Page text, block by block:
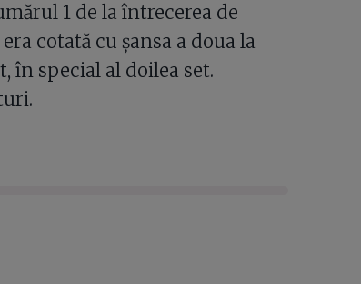
1 de la întrecerea de
cotată cu șansa a doua la
în special al doilea set.